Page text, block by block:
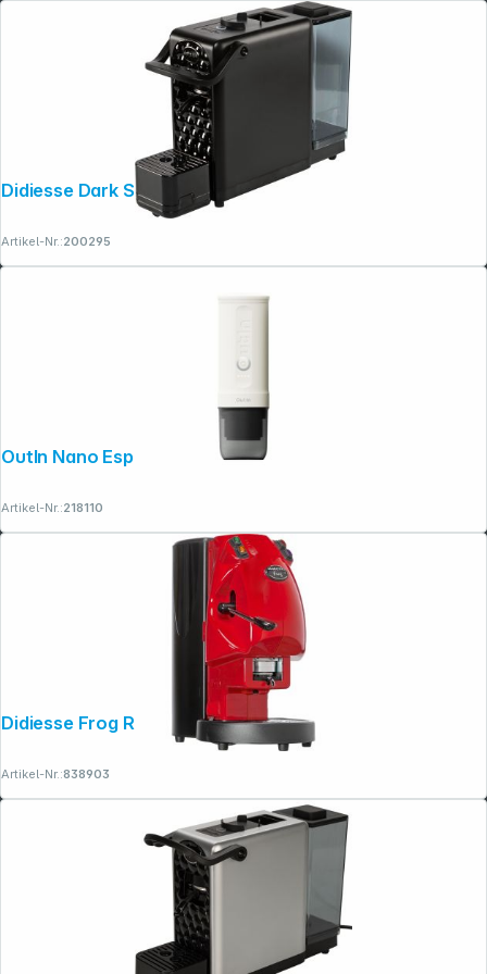
Didiesse Dark Side nero
Artikel-Nr.:200295
Artikel-Nr.:218110
Didiesse Frog Revolution Base rosso
Artikel-Nr.:838903
Folgen Sie uns auf